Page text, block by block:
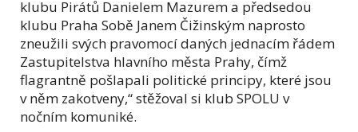
klubu Pirátů Danielem Mazurem a předsedou
klubu Praha Sobě Janem Čižinským naprosto
zneužili svých pravomocí daných jednacím řádem
Zastupitelstva hlavního města Prahy, čímž
flagrantně pošlapali politické principy, které jsou
v něm zakotveny,“ stěžoval si klub SPOLU v
nočním komuniké.